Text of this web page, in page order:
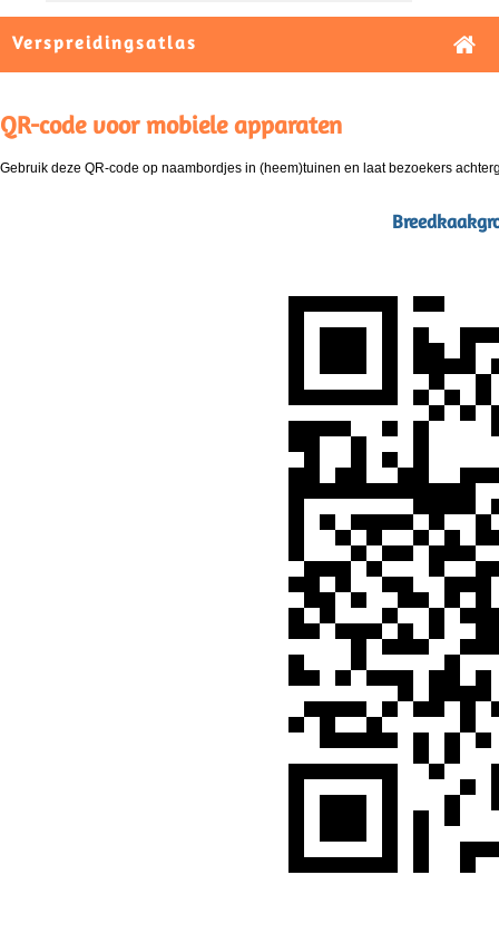
Verspreidingsatlas
QR-code voor mobiele apparaten
Gebruik deze QR-code op naambordjes in (heem)tuinen en laat bezoekers